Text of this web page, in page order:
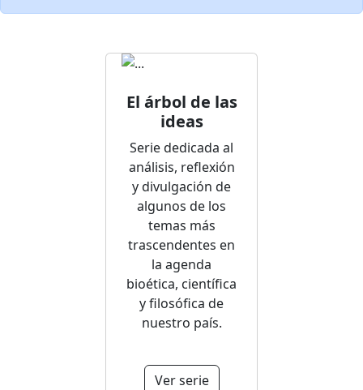
El árbol de las
ideas
Serie dedicada al
análisis, reflexión
y divulgación de
algunos de los
temas más
trascendentes en
la agenda
bioética, científica
y filosófica de
nuestro país.
Ver serie